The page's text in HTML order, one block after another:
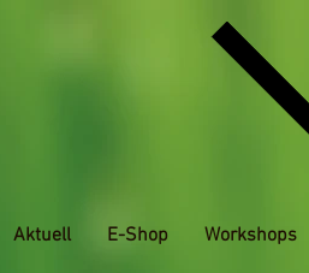
Aktuell E-Shop Workshops